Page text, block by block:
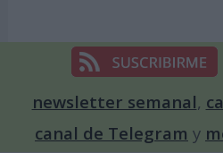
Temas de Días
newsletter semanal,
canal de Telegram y